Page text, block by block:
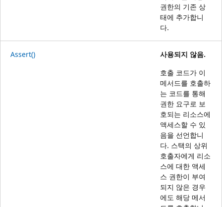
권한의 기존 상
태에 추가합니
다.
Assert()
사용되지 않음.
호출 코드가 이
메서드를 호출하
는 코드를 통해
권한 요구로 보
호되는 리소스에
액세스할 수 있
음을 선언합니
다. 스택의 상위
호출자에게 리소
스에 대한 액세
스 권한이 부여
되지 않은 경우
에도 해당 메서